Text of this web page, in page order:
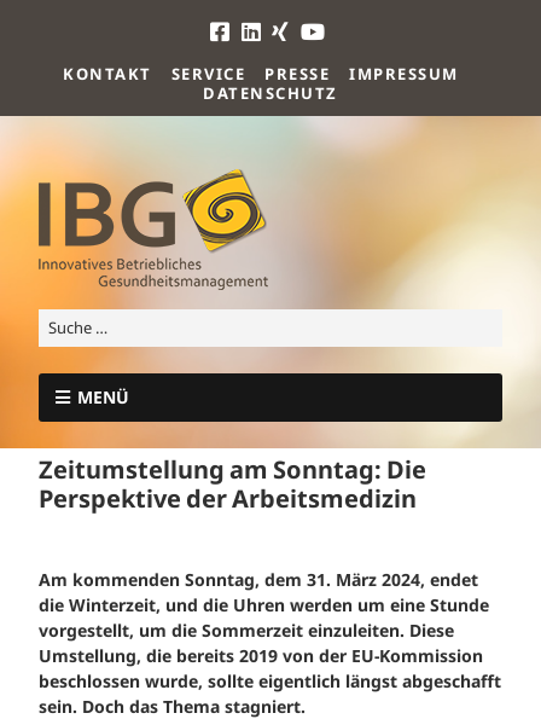
KONTAKT SERVICE PRESSE
IMPRESSUM
DATENSCHUTZ
MENÜ
Zeitumstellung am Sonntag: Die
Perspektive der Arbeitsmedizin
Am kommenden Sonntag, dem 31. März 2024, endet
die Winterzeit, und die Uhren werden um eine Stunde
vorgestellt, um die Sommerzeit einzuleiten. Diese
Umstellung, die bereits 2019 von der EU-Kommission
beschlossen wurde, sollte eigentlich längst abgeschafft
sein. Doch das Thema stagniert.